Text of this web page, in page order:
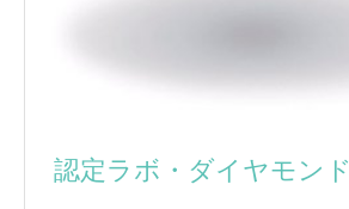
認定ラボ・ダイヤモンド